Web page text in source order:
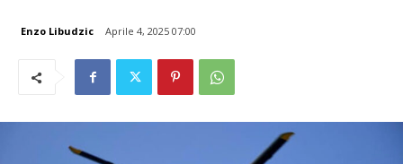
Enzo Libudzic Aprile 4, 2025 07:00